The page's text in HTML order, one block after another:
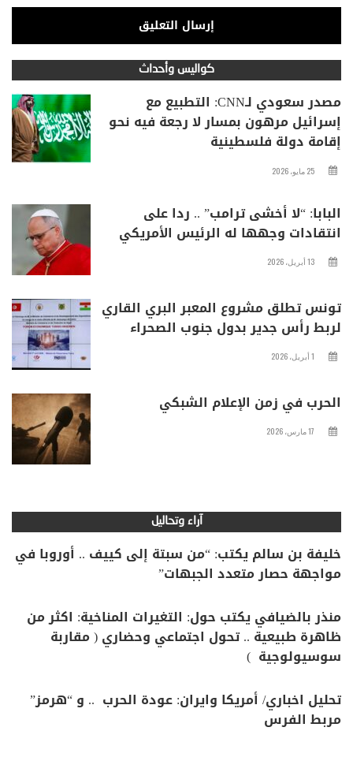
كواليس وأحداث
مصدر سعودي لـCNN: التطبيع مع
إسرائيل مرهون بمسار لا رجعة فيه نحو
إقامة دولة فلسطينية
25 مايو، 2026
البابا: “لا أخشى ترامب” .. ردا على
انتقادات وجهها له الرئيس الأمريكي
13 أبريل، 2026
تونس تطلق مشروع المعبر البري القاري
لربط رأس جدير بدول جنوب الصحراء
1 أبريل، 2026
الحرب في زمن الإعلام الشبكي
17 مارس، 2026
آراء وتحاليل
خليفة بن سالم يكتب: “من سبتة إلى كييف .. أوروبا في
مواجهة حصار متعدد الجبهات”
منذر بالضيافي يكتب حول: التغيرات المناخية: اكثر من
ظاهرة طبيعية .. تحول اجتماعي وحضاري ( مقاربة
سوسيولوجية )
تحليل اخباري/ أمريكا وايران: عودة الحرب .. و “هرمز”
مربط الفرس